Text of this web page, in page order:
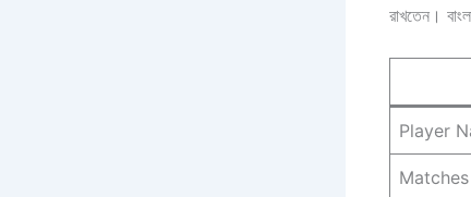
রাখতেন।
Player
Matches